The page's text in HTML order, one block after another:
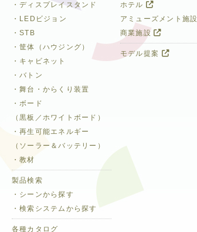
ホテル
アミューズメント施設
商業施設
モデル提案
・ディスプレイスタンド
・LEDビジョン
・STB
・筐体（ハウジング）
・キャビネット
・バトン
・舞台・からくり装置
・ボード
（黒板／ホワイトボード）
・再生可能エネルギー
（ソーラー＆バッテリー）
・教材
製品検索
・シーンから探す
・検索システムから探す
各種カタログ